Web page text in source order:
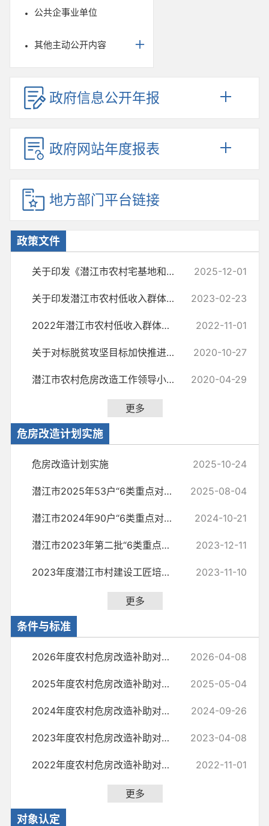
公共企事业单位
其他主动公开内容
政府信息公开年报
政府网站年度报表
地方部门平台链接
政策文件
关于印发《潜江市农村宅基地和建房审批管理办法(试行)》的通知 2025-12-01
关于印发潜江市农村低收入群体等重点对象住房安全保障工作实施方案的通知 2023-02-23
2022年潜江市农村低收入群体住房安全动态监测管理实施方案 2022-11-01
关于对标脱贫攻坚目标加快推进农村危房改造工作的通知 2020-10-27
潜江市农村危房改造工作领导小组 关于印发2020年潜江市农村危房改造 实... 2020-04-29
更多
危房改造计划实施
危房改造计划实施 2025-10-24
潜江市2025年53户“6类重点对象”农村危房改造对象基本情况公示 2025-08-04
潜江市2024年90户“6类重点对象”农村危房改造对象基本情况公示 2024-10-21
潜江市2023年第二批“6类重点对象”农村危房改造拟补助对象基本情况公示 2023-12-11
2023年度潜江市村建设工匠培训和管理基本情况 2023-11-10
更多
条件与标准
2026年度农村危房改造补助对象基本条件与标准 2026-04-08
2025年度农村危房改造补助对象基本条件与标准 2025-05-04
2024年度农村危房改造补助对象基本条件与标准 2024-09-26
2023年度农村危房改造补助对象基本条件与标准 2023-04-08
2022年度农村危房改造补助对象基本条件与标准 2022-11-01
更多
对象认定